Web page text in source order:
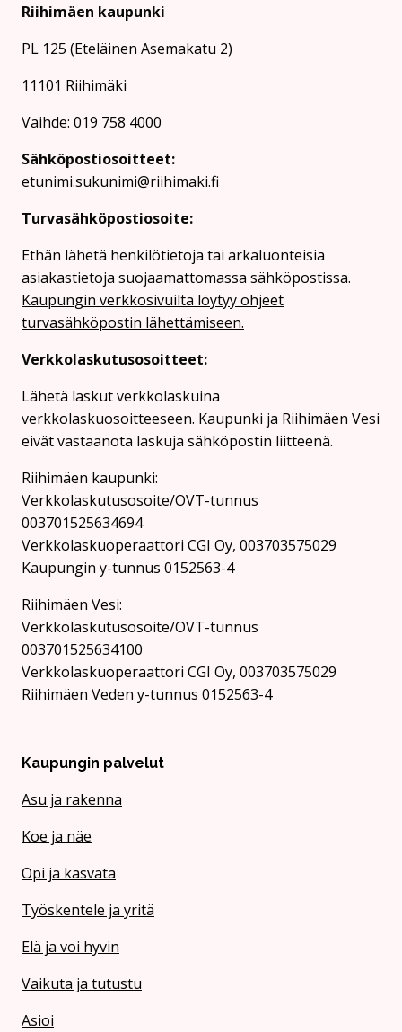
Riihimäen kaupunki
PL 125 (Eteläinen Asemakatu 2)
11101 Riihimäki
Vaihde: 019 758 4000
Sähköpostiosoitteet:
etunimi.sukunimi@riihimaki.fi
Turvasähköpostiosoite:
Ethän lähetä henkilötietoja tai arkaluonteisia
asiakastietoja suojaamattomassa sähköpostissa.
Kaupungin verkkosivuilta löytyy ohjeet
turvasähköpostin lähettämiseen.
Verkkolaskutusosoitteet:
Lähetä laskut verkkolaskuina
verkkolaskuosoitteeseen. Kaupunki ja Riihimäen Vesi
eivät vastaanota laskuja sähköpostin liitteenä.
Riihimäen kaupunki:
Verkkolaskutusosoite/OVT-tunnus
003701525634694
Verkkolaskuoperaattori CGI Oy, 003703575029
Kaupungin y-tunnus 0152563-4
Rii­hi­mäen Vesi:
Verkkolaskutusosoite/OVT-tunnus
003701525634100
Verkkolaskuoperaattori CGI Oy, 003703575029
Riihimäen Veden y-tunnus 0152563-4
Kaupungin palvelut
Asu ja rakenna
Koe ja näe
Opi ja kasvata
Työskentele ja yritä
Elä ja voi hyvin
Vaikuta ja tutustu
Asioi